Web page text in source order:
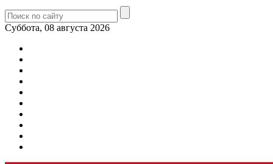
Суббота, 08 августа 2026